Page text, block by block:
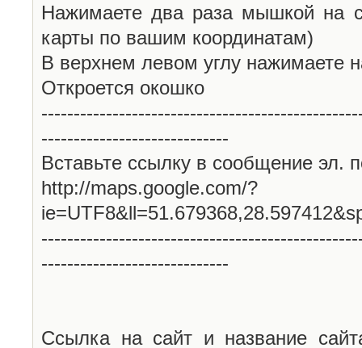
Нажимаете два раза мышкой на
карты по вашим координатам)
В верхнем левом углу нажимаете
Откроется окошко
-----------------------------
Вставьте ссылку в сообщение эл.
http://maps.google.com/?
-----------------------------
Ссылка на сайт и название